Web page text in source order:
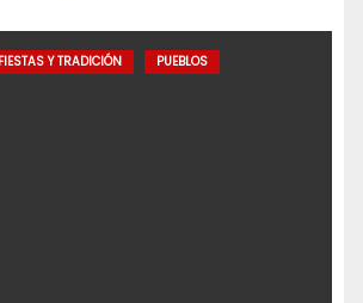
FIESTAS Y TRADICIÓN PUEBLOS